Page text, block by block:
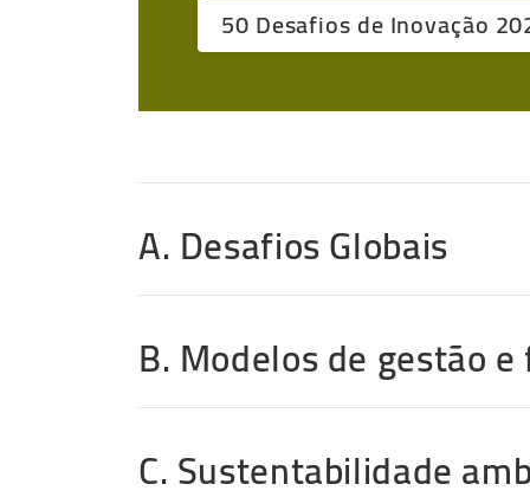
50 Desafios de Inovação
A. Desafios Globais
B. Modelos de gestão
C. Sustentabilidade